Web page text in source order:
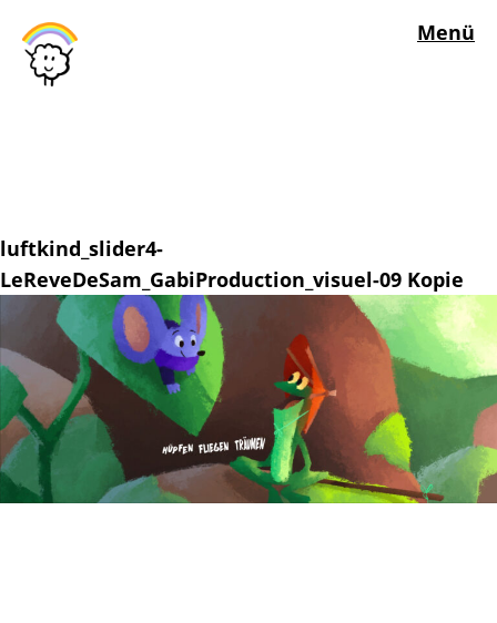
Menü
luftkind_slider4-
LeReveDeSam_GabiProduction_visuel-09 Kopie